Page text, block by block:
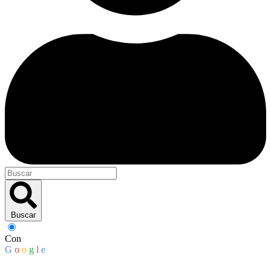
Buscar
Con
G o o g l e